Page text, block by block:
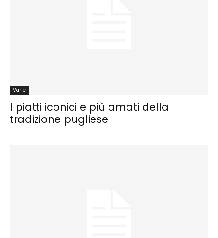
Varie
I piatti iconici e più amati della
tradizione pugliese